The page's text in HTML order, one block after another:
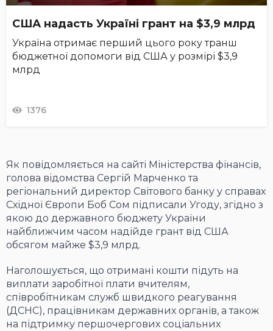
США надасть Україні грант на $3,9 млрд
Україна отримає перший цього року транш
бюджетної допомоги від США у розмірі $3,9
млрд
1376
Як повідомляється на сайті Міністерства фінансів,
голова відомства Сергій Марченко та
регіональний директор Світового банку у справах
Східної Європи Боб Сом підписали Угоду, згідно з
якою до державного бюджету України
найближчим часом надійде грант від США
обсягом майже $3,9 млрд.
Наголошується, що отримані кошти підуть на
виплати заробітної плати вчителям,
співробітникам служб швидкого реагування
(ДСНС), працівникам державних органів, а також
на підтримку першочергових соціальних